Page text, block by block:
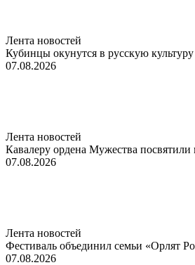
Лента новостей
Кубинцы окунутся в русскую культуру
07.08.2026
Лента новостей
Кавалеру ордена Мужества посвятили
07.08.2026
Лента новостей
Фестиваль объединил семьи «Орлят
07.08.2026